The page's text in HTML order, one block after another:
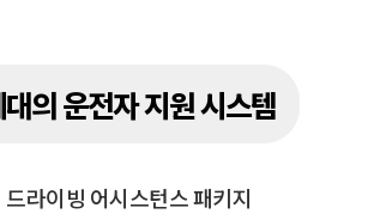
의 운전자 지원 시스템
드라이빙 어시스턴스 패키지